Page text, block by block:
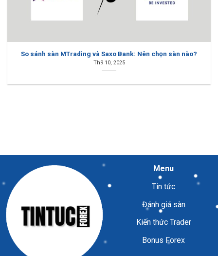
So sánh sàn MTrading và Saxo Bank: Nên chọn sàn nào?
Th9 10, 2025
Menu
Tin tức
Đánh giá sàn
Kiến thức Trader
Bonus Forex